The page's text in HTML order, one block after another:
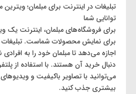
تبلیغات در اینترنت برای مبلمان؛
توانایی شما
برای فروشگاه‌های مبلمان، اینترنت یک
برای نمایش محصولات شماست. تبلیغات
اجازه می‌دهد تا مبلمان خود را به
دنبال خرید آن هستند. با استفاده از
می‌توانید با تصاویر باکیفیت و
بیشتری جذب کنید.